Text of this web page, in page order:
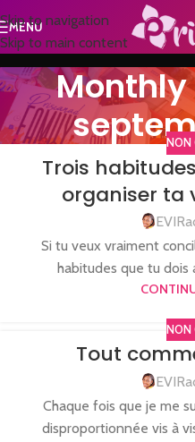
Skip to navigation
Skip to main content
MENU
NON
Trois
organiser ta
Si tu veux vraiment
habitudes que tu dois
NON
Tout
Chaque fois que je me
disproportionnée vis à